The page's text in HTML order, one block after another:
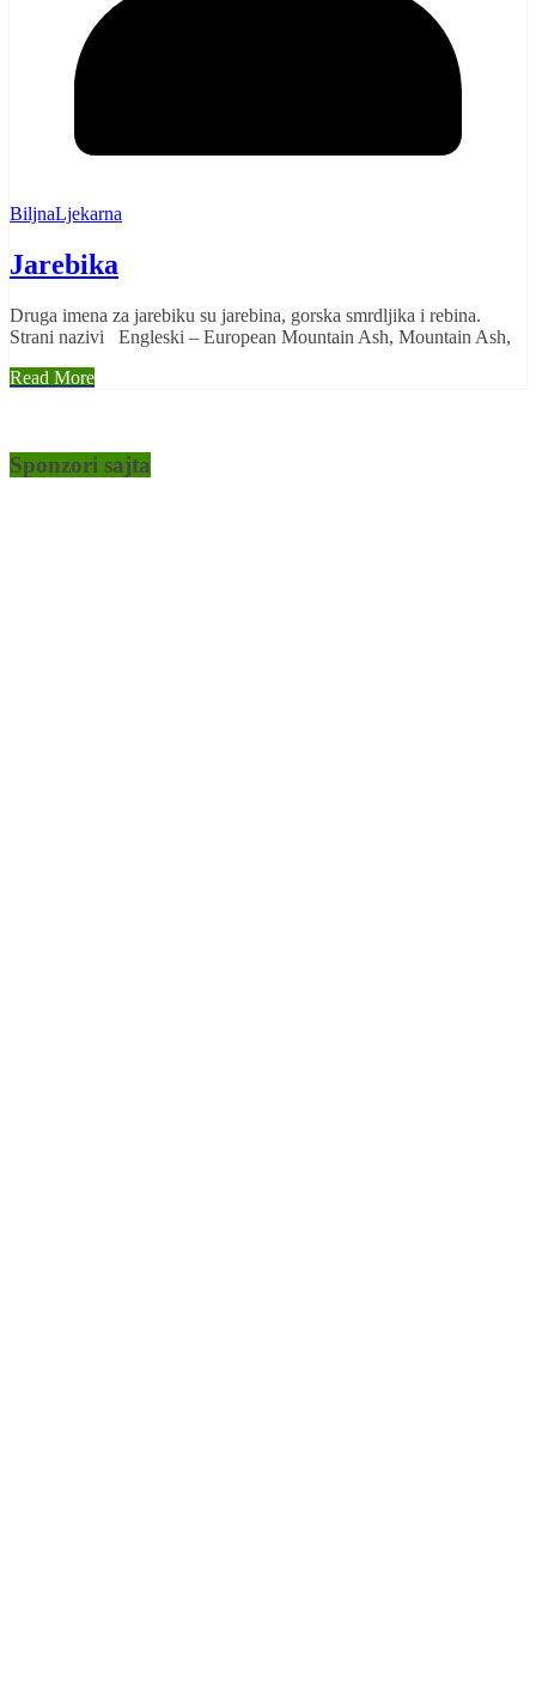
BiljnaLjekarna
Jarebika
Druga imena za jarebiku su jarebina, gorska smrdljika i rebina.
Strani nazivi Engleski – European Mountain Ash, Mountain Ash,
Read More
Sponzori sajta